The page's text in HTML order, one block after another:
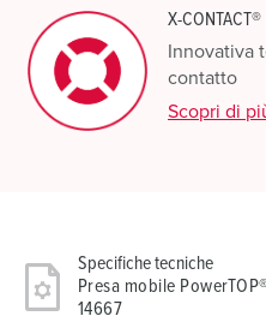
X-CONTACT®
Innovativa
contatto
Scopri di
Specifiche tecniche
Presa mobile
14667